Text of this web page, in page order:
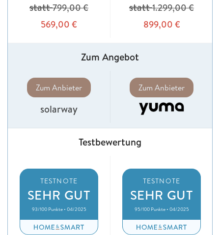
statt799,00€
569,00 €
statt1.299,00€
899,00 €
Zum Angebot
Zum Anbieter
solarway
Zum Anbieter
Testbewertung
TESTNOTE
SEHR GUT
93/100 Punkte • 04/2025
TESTNOTE
SEHR GUT
95/100 Punkte • 04/2025